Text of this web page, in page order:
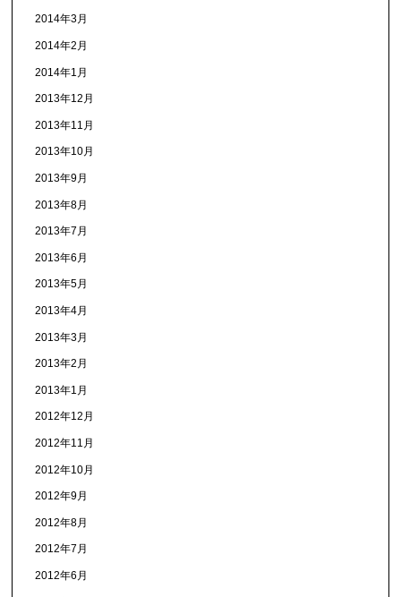
2014年3月
2014年2月
2014年1月
2013年12月
2013年11月
2013年10月
2013年9月
2013年8月
2013年7月
2013年6月
2013年5月
2013年4月
2013年3月
2013年2月
2013年1月
2012年12月
2012年11月
2012年10月
2012年9月
2012年8月
2012年7月
2012年6月